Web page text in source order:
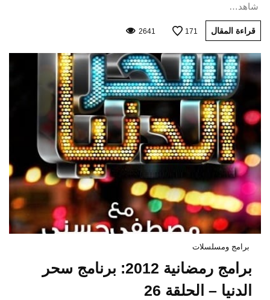
شاهد…
قراءة المقال 171
2641
برامج ومسلسلات
برامج رمضانية 2012: برنامج سحر
الدنيا – الحلقة 26